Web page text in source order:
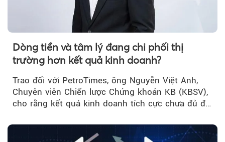
Dòng tiền và tâm lý đang chi phối thị
trường hơn kết quả kinh doanh?
Trao đổi với PetroTimes, ông Nguyễn Việt Anh,
Chuyên viên Chiến lược Chứng khoán KB (KBSV),
cho rằng kết quả kinh doanh tích cực chưa đủ để